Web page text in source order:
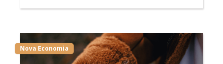
Nova Economia